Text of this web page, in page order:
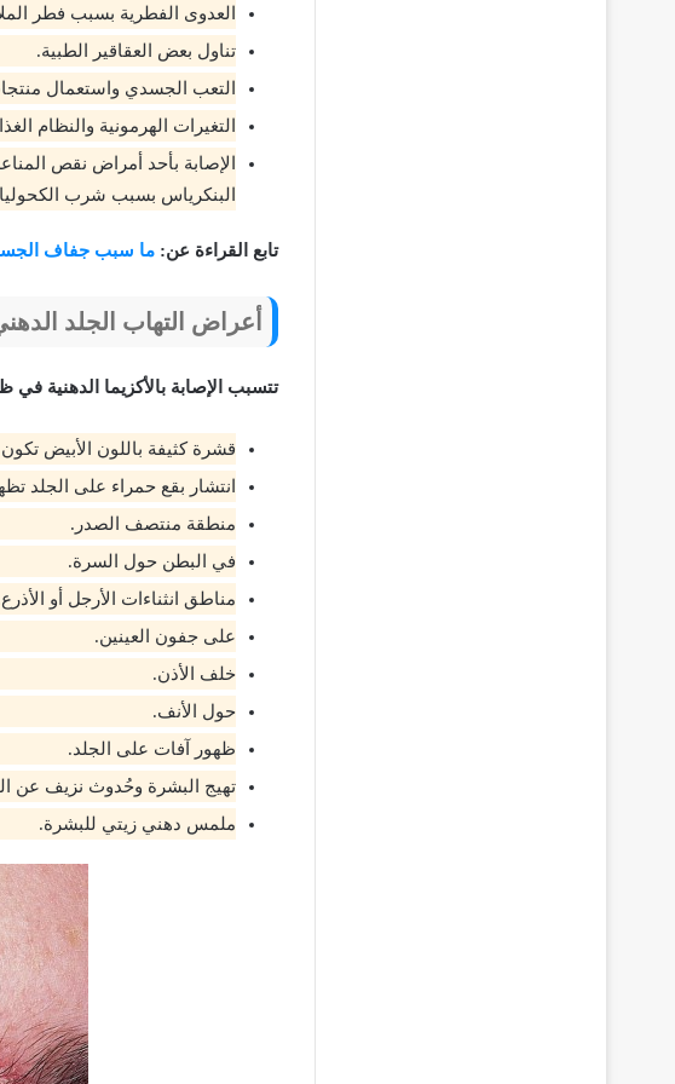
العدوى الفطرية بسبب فطر
تناول بعض العقاقير الطبية.
التعب الجسدي واستعمال
التغيرات الهرمونية والنظام
الإصابة بأحد أمراض نقص
البنكرياس بسبب شرب
تابع القراءة عن: ما سبب جفاف الجسم
أعراض التهاب الجلد
تتسبب الإصابة بالأكزيما الدهنية في
قشرة كثيفة باللون الأبيض
انتشار بقع حمراء على الجلد
منطقة منتصف الصدر.
في البطن حول السرة.
مناطق انثناءات الأرجل أو
على جفون العينين.
خلف الأذن.
حول الأنف.
ظهور آفات على الجلد.
تهيج البشرة وحُدوث نزيف عن
ملمس دهني زيتي للبشرة.